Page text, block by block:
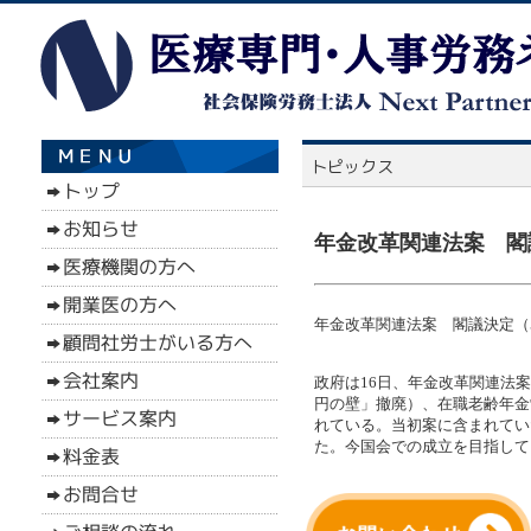
年金改革関連法案 閣
年金改革関連法案 閣議決定
政府は16日、年金改革関連法
円の壁」撤廃）、在職老齢年
れている。当初案に含まれて
た。今国会での成立を目指し